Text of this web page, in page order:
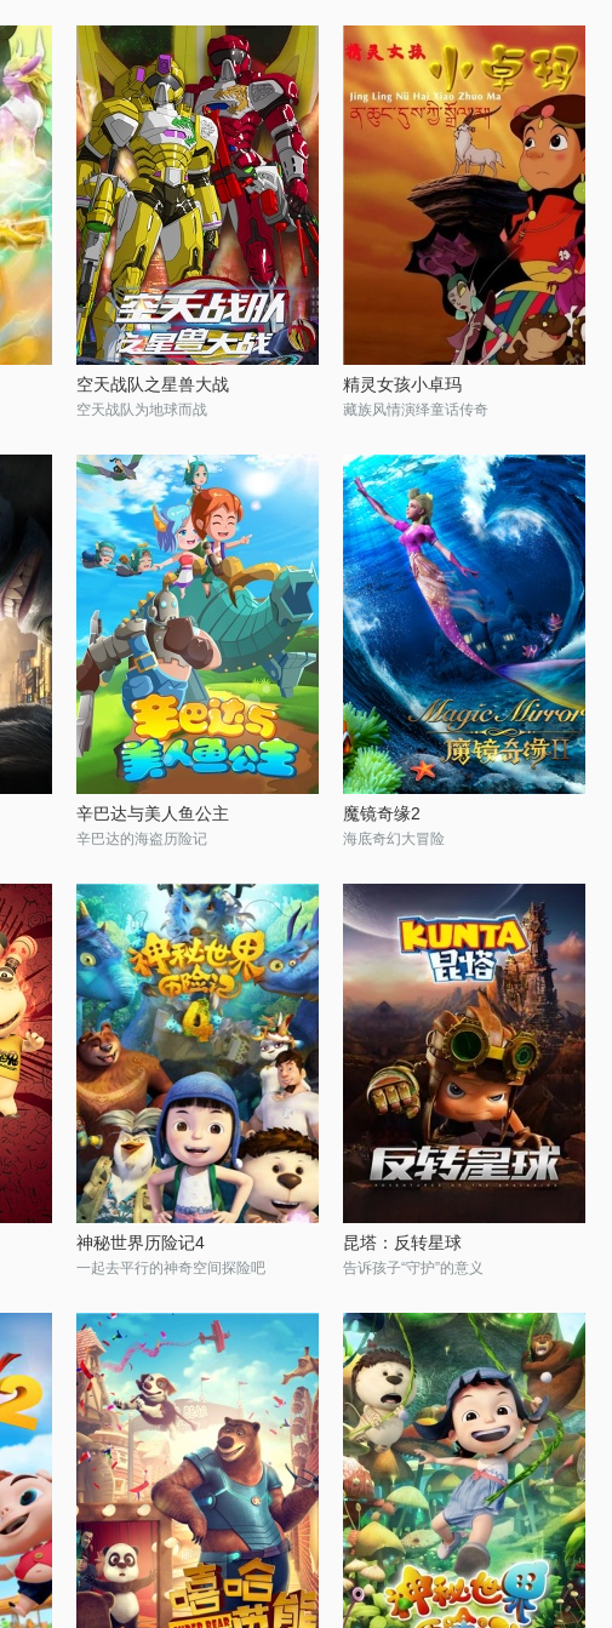
空天战队之星兽大战
空天战队为地球而战
精灵女孩小卓玛
藏族风情演绎童话传奇
辛巴达与美人鱼公主
辛巴达的海盗历险记
魔镜奇缘2
海底奇幻大冒险
神秘世界历险记4
一起去平行的神奇空间探险吧
昆塔：反转星球
告诉孩子“守护”的意义